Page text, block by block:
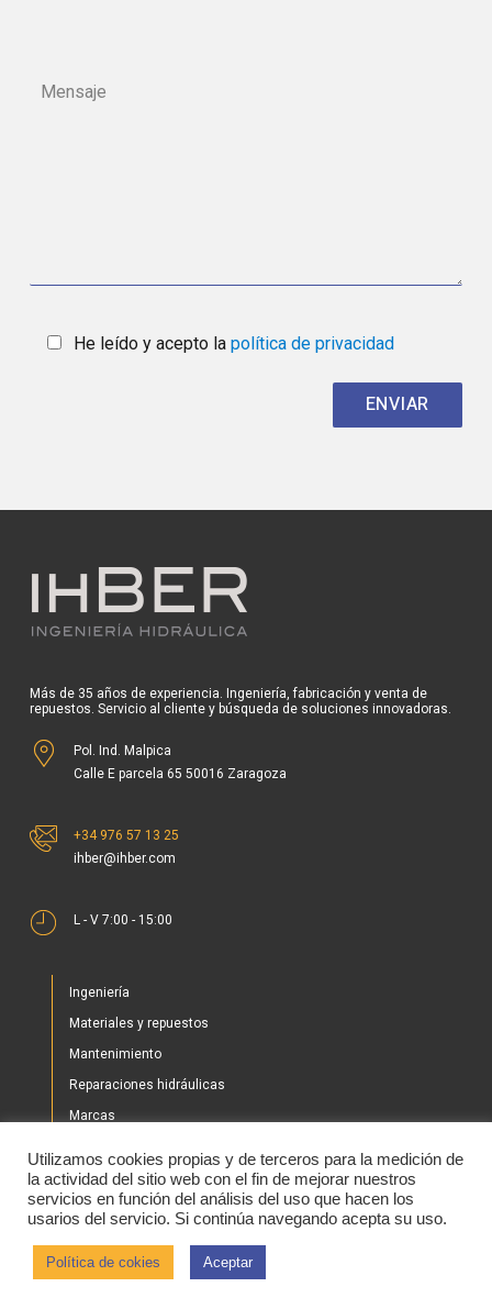
He leído y acepto la política de privacidad
Más de 35 años de experiencia. Ingeniería, fabricación y venta de
repuestos. Servicio al cliente y búsqueda de soluciones innovadoras.
Pol. Ind. Malpica
Calle E parcela 65 50016 Zaragoza
+34 976 57 13 25
ihber@ihber.com
L - V 7:00 - 15:00
Ingeniería
Materiales y repuestos
Mantenimiento
Reparaciones hidráulicas
Marcas
Tienda
Noticias
Utilizamos cookies propias y de terceros para la medición de
la actividad del sitio web con el fin de mejorar nuestros
servicios en función del análisis del uso que hacen los
usarios del servicio. Si continúa navegando acepta su uso.
Política de cokies Aceptar